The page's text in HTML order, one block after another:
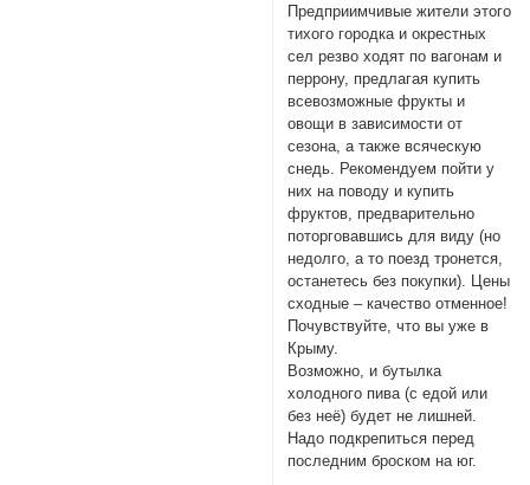
Предприимчивые жители этого
тихого городка и окрестных
сел резво ходят по вагонам и
перрону, предлагая купить
всевозможные фрукты и
овощи в зависимости от
сезона, а также всяческую
снедь. Рекомендуем пойти у
них на поводу и купить
фруктов, предварительно
поторговавшись для виду (но
недолго, а то поезд тронется,
останетесь без покупки). Цены
сходные – качество отменное!
Почувствуйте, что вы уже в
Крыму.
Возможно, и бутылка
холодного пива (с едой или
без неё) будет не лишней.
Надо подкрепиться перед
последним броском на юг.